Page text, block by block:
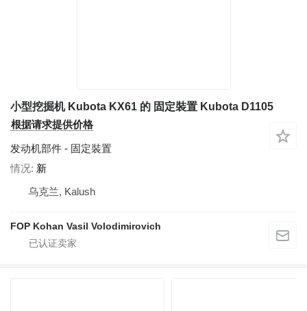
小型挖掘机 Kubota KX61 的 固定裝置 Kubota D1105
根据请求提供价格
发动机部件 - 固定裝置
情况 新
乌克兰, Kalush
FOP Kohan Vasil Volodimirovich